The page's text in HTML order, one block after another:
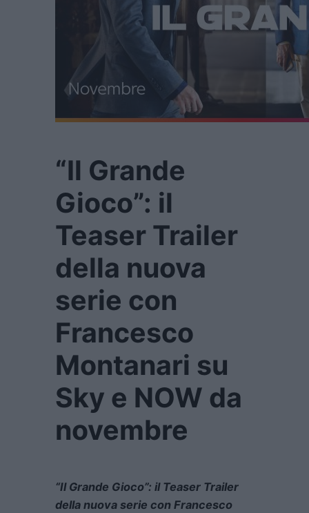
“Il Grande
Gioco”: il
Teaser Trailer
della nuova
serie con
Francesco
Montanari su
Sky e NOW da
novembre
“Il Grande Gioco”: il Teaser Trailer
della nuova serie con Francesco